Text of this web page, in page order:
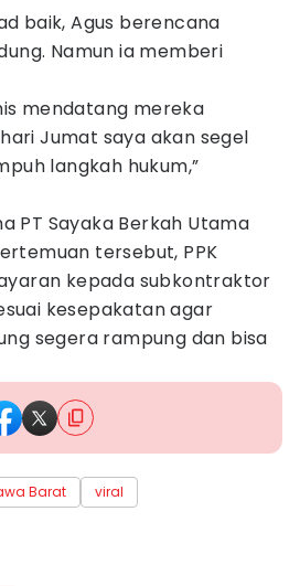
baik, Agus berencana
Namun ia memberi
mendatang mereka
Jumat saya akan segel
langkah hukum,”
PT Sayaka Berkah Utama
tersebut, PPK
kepada subkontraktor
kesepakatan agar
segera rampung dan bisa
Barat viral